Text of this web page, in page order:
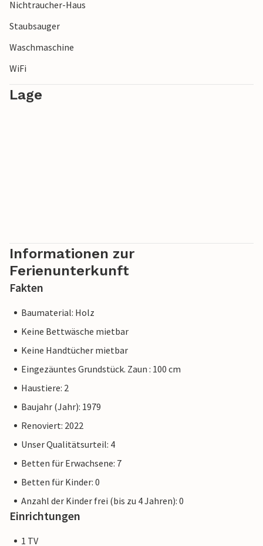
Vergnügungspark und das Schloss Eketorp.
Nichtraucher-Haus
Staubsauger
Waschmaschine
WiFi
Lage
Informationen zur
Ferienunterkunft
Fakten
Baumaterial: Holz
Keine Bettwäsche mietbar
Keine Handtücher mietbar
Eingezäuntes Grundstück. Zaun : 100 cm
Haustiere: 2
Baujahr (Jahr): 1979
Renoviert: 2022
Unser Qualitätsurteil: 4
Betten für Erwachsene: 7
Betten für Kinder: 0
Anzahl der Kinder frei (bis zu 4 Jahren): 0
Einrichtungen
1 TV